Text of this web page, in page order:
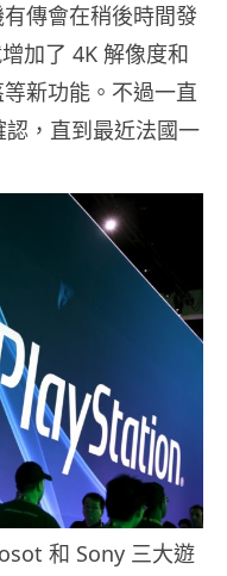
傳會在稍後時間發
加了 4K 解像度和
新功能。不過一直
，直到最近法國一
和 Sony 三大遊